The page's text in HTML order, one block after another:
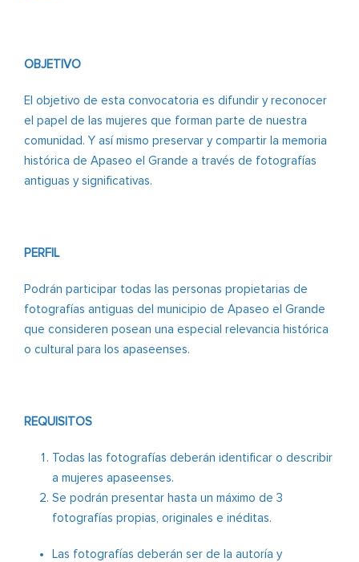
OBJETIVO
El objetivo de esta convocatoria es difundir y reconocer
el papel de las mujeres que forman parte de nuestra
comunidad. Y así mismo preservar y compartir la memoria
histórica de Apaseo el Grande a través de fotografías
antiguas y significativas.
PERFIL
Podrán participar todas las personas propietarias de
fotografías antiguas del municipio de Apaseo el Grande
que consideren posean una especial relevancia histórica
o cultural para los apaseenses.
REQUISITOS
Todas las fotografías deberán identificar o describir
a mujeres apaseenses.
Se podrán presentar hasta un máximo de 3
fotografías propias, originales e inéditas.
Las fotografías deberán ser de la autoría y